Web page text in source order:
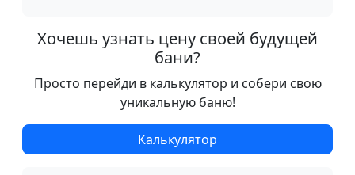
Хочешь узнать цену своей будущей
бани?
Просто перейди в калькулятор и собери свою
уникальную баню!
Калькулятор